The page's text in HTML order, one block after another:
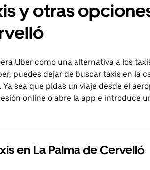
y otras
Uber como una alternativa a los
puedes dejar de buscar taxis en la
Ya sea que pidas un viaje desde el
online o abre la app e introduce
en La Palma de Cervelló